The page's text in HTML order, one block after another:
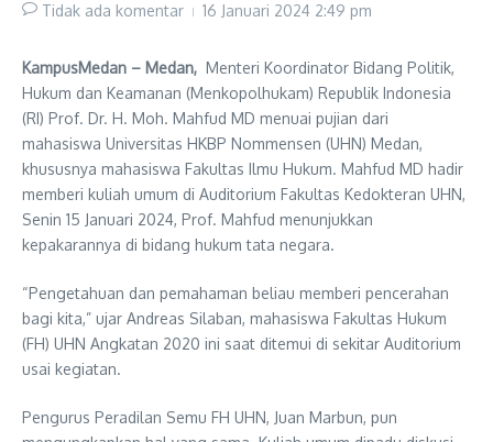
Tidak ada komentar 16 Januari 2024 2:49 pm
KampusMedan – Medan, Menteri Koordinator Bidang Politik,
Hukum dan Keamanan (Menkopolhukam) Republik Indonesia
(RI) Prof. Dr. H. Moh. Mahfud MD menuai pujian dari
mahasiswa Universitas HKBP Nommensen (UHN) Medan,
khususnya mahasiswa Fakultas Ilmu Hukum. Mahfud MD hadir
memberi kuliah umum di Auditorium Fakultas Kedokteran UHN,
Senin 15 Januari 2024, Prof. Mahfud menunjukkan
kepakarannya di bidang hukum tata negara.
“Pengetahuan dan pemahaman beliau memberi pencerahan
bagi kita,” ujar Andreas Silaban, mahasiswa Fakultas Hukum
(FH) UHN Angkatan 2020 ini saat ditemui di sekitar Auditorium
usai kegiatan.
Pengurus Peradilan Semu FH UHN, Juan Marbun, pun